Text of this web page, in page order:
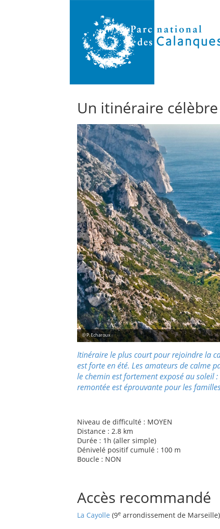
Un itinéraire
© P. Echaroux
Itinéraire le plus court pour rejoindrela
est forte en été. Les amateurs de calme
le chemin est fortement exposé au soleil :
remontée est éprouvante pour les
Niveau de difficulté : MOYEN
Distance : 2.8 km
Durée : 1h (aller simple)
Dénivelé positif cumulé : 100 m
Boucle : NON
Accès recommandé
La Cayolle (9e arrondissement de